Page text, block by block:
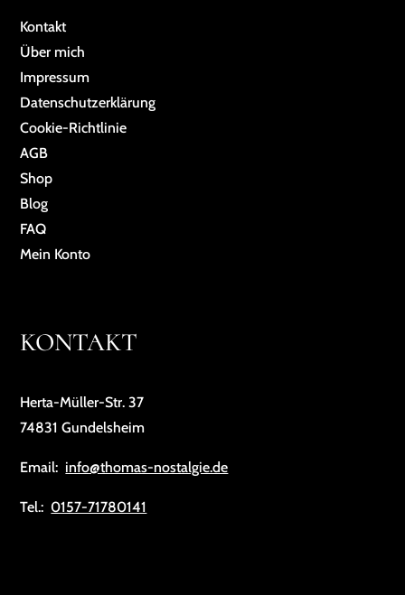
Kontakt
Über mich
Impressum
Da­ten­schutz­er­klä­rung
Cookie-Richtlinie
AGB
Shop
Blog
FAQ
Mein Konto
KONTAKT
Herta-Müller-Str. 37
74831 Gundelsheim
Email: info@thomas-nostalgie.de
Tel.: 0157-71780141